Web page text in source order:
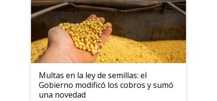
Multas en la ley de semillas: el
Gobierno modificó los cobros y sumó
una novedad